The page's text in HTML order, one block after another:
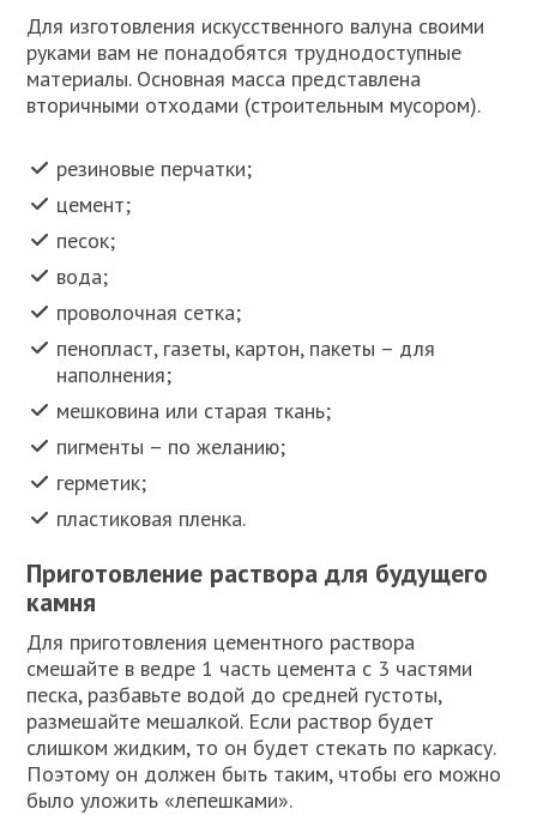
Для изготовления искусственного валуна своими
руками вам не понадобятся труднодоступные
материалы. Основная масса представлена
вторичными отходами (строительным мусором).
резиновые перчатки;
цемент;
песок;
вода;
проволочная сетка;
пенопласт, газеты, картон, пакеты – для
наполнения;
мешковина или старая ткань;
пигменты – по желанию;
герметик;
пластиковая пленка.
Приготовление раствора для будущего
камня
Для приготовления цементного раствора
смешайте в ведре 1 часть цемента с 3 частями
песка, разбавьте водой до средней густоты,
размешайте мешалкой. Если раствор будет
слишком жидким, то он будет стекать по каркасу.
Поэтому он должен быть таким, чтобы его можно
было уложить «лепешками».